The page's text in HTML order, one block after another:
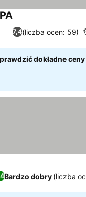
7,4(liczba ocen: 59)
dokładne ceny
Bardzo dobry (liczba